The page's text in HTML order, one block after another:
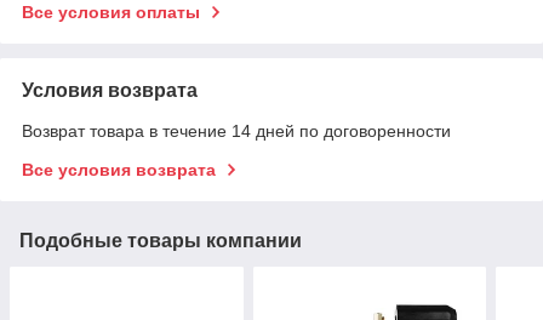
Все условия оплаты
Условия возврата
Возврат товара в течение 14 дней по договоренности
Все условия возврата
Подобные товары компании